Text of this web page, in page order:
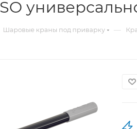
Шаровые краны под приварку —